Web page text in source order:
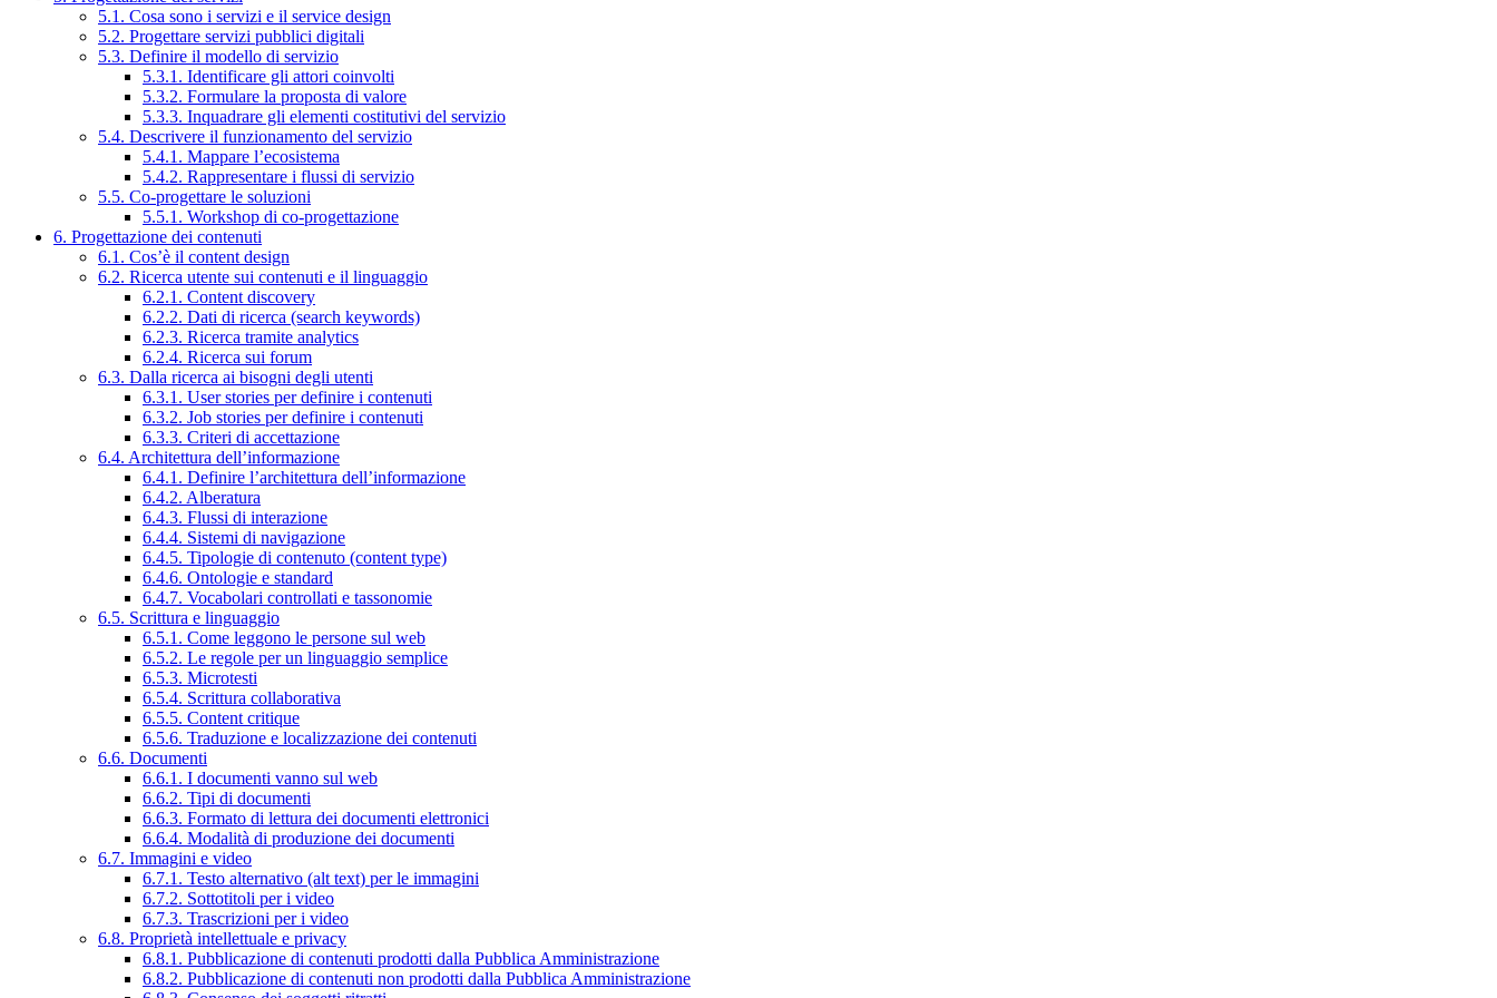
5.1. Cosa sono i servizi e il service design
5.2. Progettare servizi pubblici digitali
5.3. Definire il modello di servizio
5.3.1. Identificare gli attori coinvolti
5.3.2. Formulare la proposta di valore
5.3.3. Inquadrare gli elementi costitutivi del servizio
5.4. Descrivere il funzionamento del servizio
5.4.1. Mappare l’ecosistema
5.4.2. Rappresentare i flussi di servizio
5.5. Co-progettare le soluzioni
5.5.1. Workshop di co-progettazione
6. Progettazione dei contenuti
6.1. Cos’è il content design
6.2. Ricerca utente sui contenuti e il linguaggio
6.2.1. Content discovery
6.2.2. Dati di ricerca (search keywords)
6.2.3. Ricerca tramite analytics
6.2.4. Ricerca sui forum
6.3. Dalla ricerca ai bisogni degli utenti
6.3.1. User stories per definire i contenuti
6.3.2. Job stories per definire i contenuti
6.3.3. Criteri di accettazione
6.4. Architettura dell’informazione
6.4.1. Definire l’architettura dell’informazione
6.4.2. Alberatura
6.4.3. Flussi di interazione
6.4.4. Sistemi di navigazione
6.4.5. Tipologie di contenuto (content type)
6.4.6. Ontologie e standard
6.4.7. Vocabolari controllati e tassonomie
6.5. Scrittura e linguaggio
6.5.1. Come leggono le persone sul web
6.5.2. Le regole per un linguaggio semplice
6.5.3. Microtesti
6.5.4. Scrittura collaborativa
6.5.5. Content critique
6.5.6. Traduzione e localizzazione dei contenuti
6.6. Documenti
6.6.1. I documenti vanno sul web
6.6.2. Tipi di documenti
6.6.3. Formato di lettura dei documenti elettronici
6.6.4. Modalità di produzione dei documenti
6.7. Immagini e video
6.7.1. Testo alternativo (alt text) per le immagini
6.7.2. Sottotitoli per i video
6.7.3. Trascrizioni per i video
6.8. Proprietà intellettuale e privacy
6.8.1. Pubblicazione di contenuti prodotti dalla Pubblica Amministrazione
6.8.2. Pubblicazione di contenuti non prodotti dalla Pubblica Amministrazione